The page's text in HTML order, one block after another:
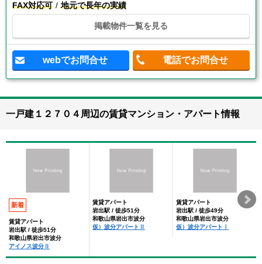
FAX対応可
地元で長年の実績
掲載物件一覧を見る
webでお問合せ 電話でお問合せ
一戸建１２７０４周辺の賃貸マンション・アパート情報
新着
賃貸アパート
岩出駅 / 徒歩51分
和歌山県岩出市波分
アイノス波分Ⅱ
賃貸アパート
岩出駅 / 徒歩51分
和歌山県岩出市波分
仮）波分アパートⅡ
賃貸アパート
岩出駅 / 徒歩49分
和歌山県岩出市波分
仮）波分アパートⅠ